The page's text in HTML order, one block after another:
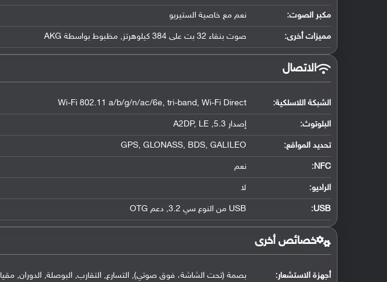
مكبر الصوت: نعم مع خاصية الستيريو
مميزات أخرى: صوت بنقاء 32 بت على 384 كيلوهرتز, مظبوط بواسطة AKG
الاتصال
الشبكة اللاسلكية: Wi-Fi 802.11 a/b/g/n/ac/6e, tri-band, Wi-Fi Direct
البلوتوث: إصدار 5.3, A2DP, LE
تحديد المواقع:
GPS, GLONASS, BDS, GALILEO
NFC
: نعم
الراديو: لا
USB
: USB من النوع سي 3.2, دعم OTG
خصائص أخرى
أجهزة الاستشعار: بصمة (تحت الشاشة، فوق صوتي), التسارع, التقارب, البوصلة, الدوران,